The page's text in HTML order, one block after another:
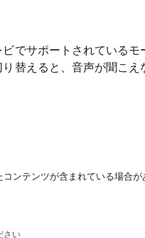
でサポートされている
替えると、音声が聞こえ
ンテンツが含まれている場合
さい